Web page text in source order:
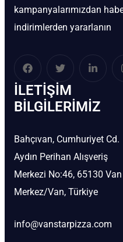
kampanyalarımızdan
indirimlerden yararlanın
İLETIŞIM
BİLGILERIMIZ
Bahçıvan, Cumhuriyet Cd.
Aydın Perihan Alışveriş
Merkezi No:46, 65130 Van
Merkez/Van, Türkiye
info@vanstarpizza.com